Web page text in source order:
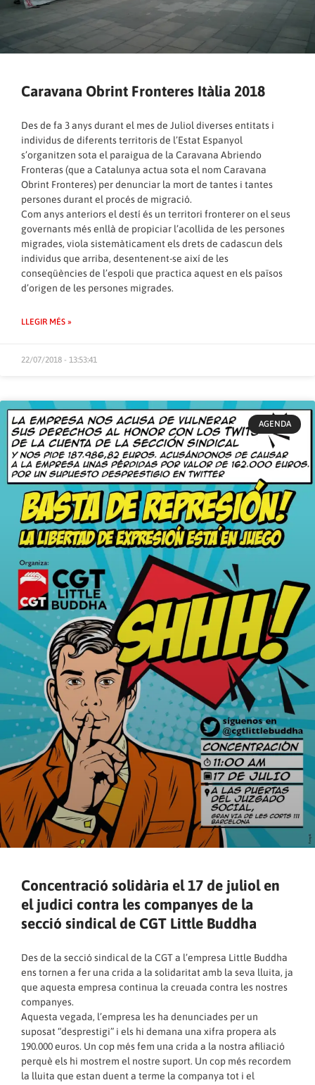
Caravana Obrint Fronteres Itàlia 2018
Des de fa 3 anys durant el mes de Juliol diverses entitats i
individus de diferents territoris de l’Estat Espanyol
s’organitzen sota el paraigua de la Caravana Abriendo
Fronteras (que a Catalunya actua sota el nom Caravana
Obrint Fronteres) per denunciar la mort de tantes i tantes
persones durant el procés de migració.
Com anys anteriors el destí és un territori fronterer on el seus
governants més enllà de propiciar l’acollida de les persones
migrades, viola sistemàticament els drets de cadascun dels
individus que arriba, desentenent-se així de les
conseqüències de l’espoli que practica aquest en els països
d’origen de les persones migrades.
LLEGIR MÉS »
22/07/2018 - 13:53:41
AGENDA
Concentració solidària el 17 de juliol en
el judici contra les companyes de la
secció sindical de CGT Little Buddha
Des de la secció sindical de la CGT a l’empresa Little Buddha
ens tornen a fer una crida a la solidaritat amb la seva lluita, ja
que aquesta empresa continua la creuada contra les nostres
companyes.
Aquesta vegada, l’empresa les ha denunciades per un
suposat “desprestigi” i els hi demana una xifra propera als
190.000 euros. Un cop més fem una crida a la nostra afiliació
perquè els hi mostrem el nostre suport. Un cop més recordem
la lluita que estan duent a terme la companya tot i el